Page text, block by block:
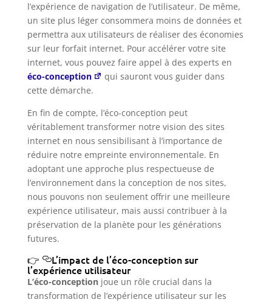
l’expérience de navigation de l’utilisateur. De même,
un site plus léger consommera moins de données et
permettra aux utilisateurs de réaliser des économies
sur leur forfait internet. Pour accélérer votre site
internet, vous pouvez faire appel à des experts en
éco-conception
qui sauront vous guider dans
cette démarche.
En fin de compte, l’éco-conception peut
véritablement transformer notre vision des sites
internet en nous sensibilisant à l’importance de
réduire notre empreinte environnementale. En
adoptant une approche plus respectueuse de
l’environnement dans la conception de nos sites,
nous pouvons non seulement offrir une meilleure
expérience utilisateur, mais aussi contribuer à la
préservation de la planète pour les générations
futures.
L’impact de l’éco-conception sur
l’expérience utilisateur
L’éco-conceptionjoue un rôle crucial dans la
transformation de l’expérience utilisateur sur les